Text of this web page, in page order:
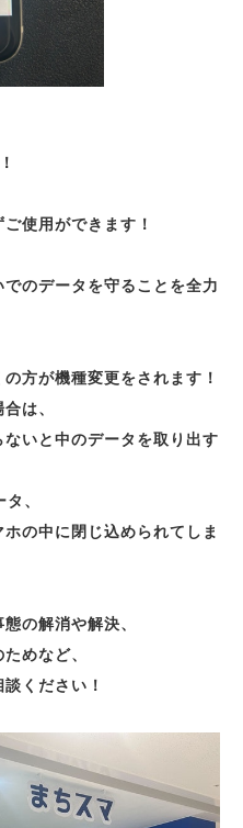
使用ができます！
のデータを守ることを全力
方が機種変更をされます！
は、
いと中のデータを取り出す
、
の中に閉じ込められてしま
の解消や解決、
めなど、
ください！